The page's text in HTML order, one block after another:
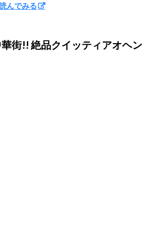
んでみる
街!! 絶品クイッティアオヘン